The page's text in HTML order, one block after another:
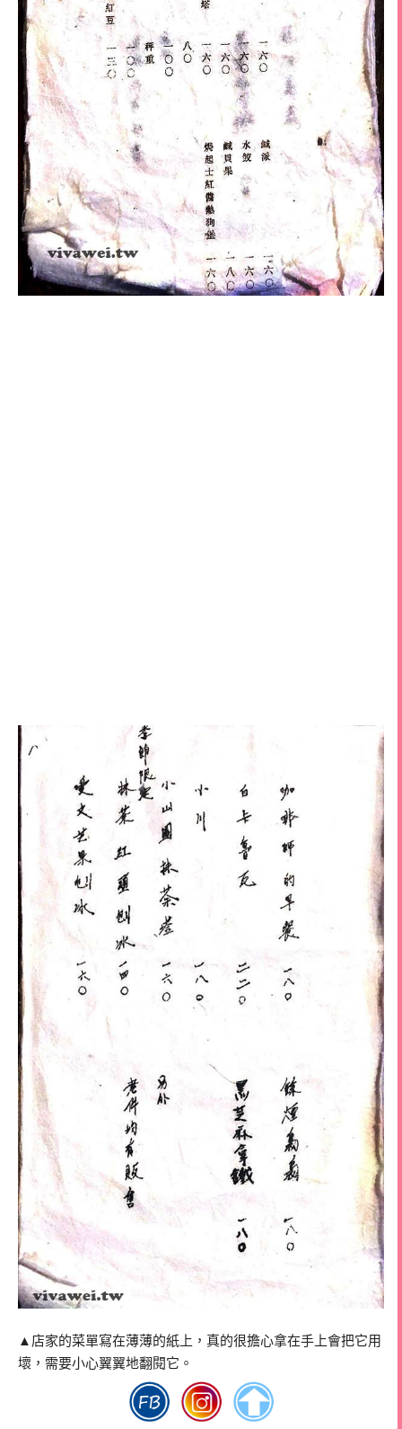
▲店家的菜單寫在薄薄的紙上，真的很擔心拿在手上會把它用
壞，需要小心翼翼地翻閱它。